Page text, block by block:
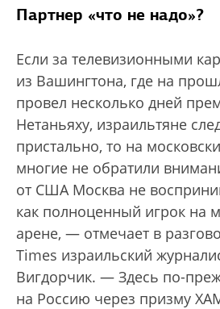
Партнер «что не надо»?
Если за телевизионными
из Вашингтона, где на
провел несколько дней
Нетаньяху, израильтяне
пристально, то на
многие не обратили
от США Москва не
как полноценный игрок на
арене, — отмечает в
Times израильский
Вигдорчик. — Здесь по-
на Россию через призму